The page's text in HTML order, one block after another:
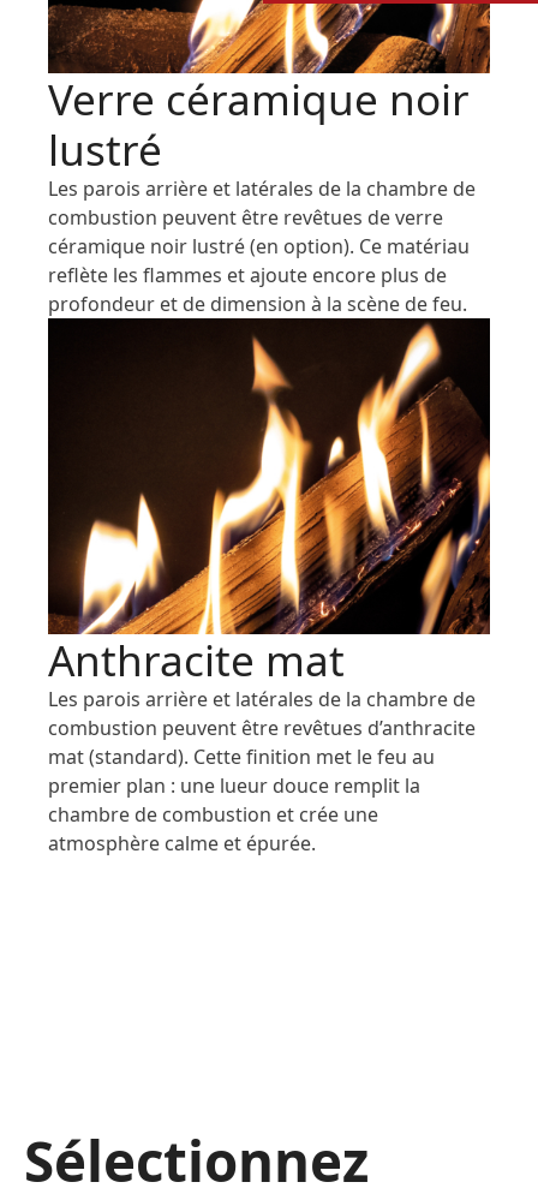
Verre céramique noir
lustré
Les parois arrière et latérales de la chambre de
combustion peuvent être revêtues de verre
céramique noir lustré (en option). Ce matériau
reflète les flammes et ajoute encore plus de
profondeur et de dimension à la scène de feu.
Anthracite mat
Les parois arrière et latérales de la chambre de
combustion peuvent être revêtues d’anthracite
mat (standard). Cette finition met le feu au
premier plan : une lueur douce remplit la
chambre de combustion et crée une
atmosphère calme et épurée.
Sélectionnez